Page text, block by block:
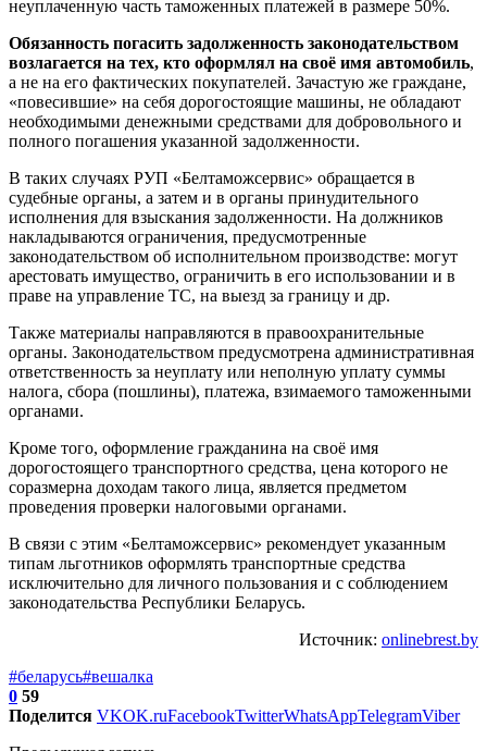
неуплаченную часть таможенных платежей в размере 50%.
Обязанность погасить задолженность законодательством
возлагается на тех, кто оформлял на своё имя автомобиль,
а не на его фактических покупателей. Зачастую же граждане,
«повесившие» на себя дорогостоящие машины, не обладают
необходимыми денежными средствами для добровольного и
полного погашения указанной задолженности.
В таких случаях РУП «Белтаможсервис» обращается в
судебные органы, а затем и в органы принудительного
исполнения для взыскания задолженности. На должников
накладываются ограничения, предусмотренные
законодательством об исполнительном производстве: могут
арестовать имущество, ограничить в его использовании и в
праве на управление ТС, на выезд за границу и др.
Также материалы направляются в правоохранительные
органы. Законодательством предусмотрена административная
ответственность за неуплату или неполную уплату суммы
налога, сбора (пошлины), платежа, взимаемого таможенными
органами.
Кроме того, оформление гражданина на своё имя
дорогостоящего транспортного средства, цена которого не
соразмерна доходам такого лица, является предметом
проведения проверки налоговыми органами.
В связи с этим «Белтаможсервис» рекомендует указанным
типам льготников оформлять транспортные средства
исключительно для личного пользования и с соблюдением
законодательства Республики Беларусь.
Источник: onlinebrest.by
#беларусь#вешалка
0 59
Поделится VKOK.ruFacebookTwitterWhatsAppTelegramViber